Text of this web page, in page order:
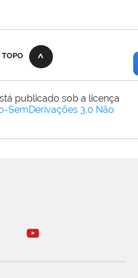
TOPO
publicado sob a licença
SemDerivações 3.0 Não